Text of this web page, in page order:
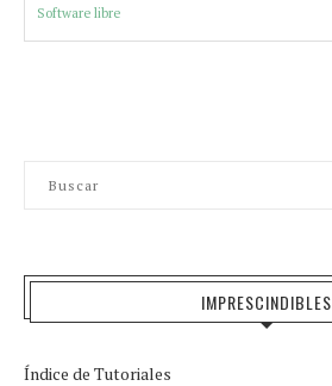
Software libre
IMPRESCINDIBLES
Índice de Tutoriales